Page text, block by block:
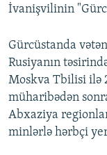
İvanişvilinin
Gürcüstanda
Rusiyanın
Moskva Tbilisi ilə
müharibədən
Abxaziya
minlərlə hərbçi